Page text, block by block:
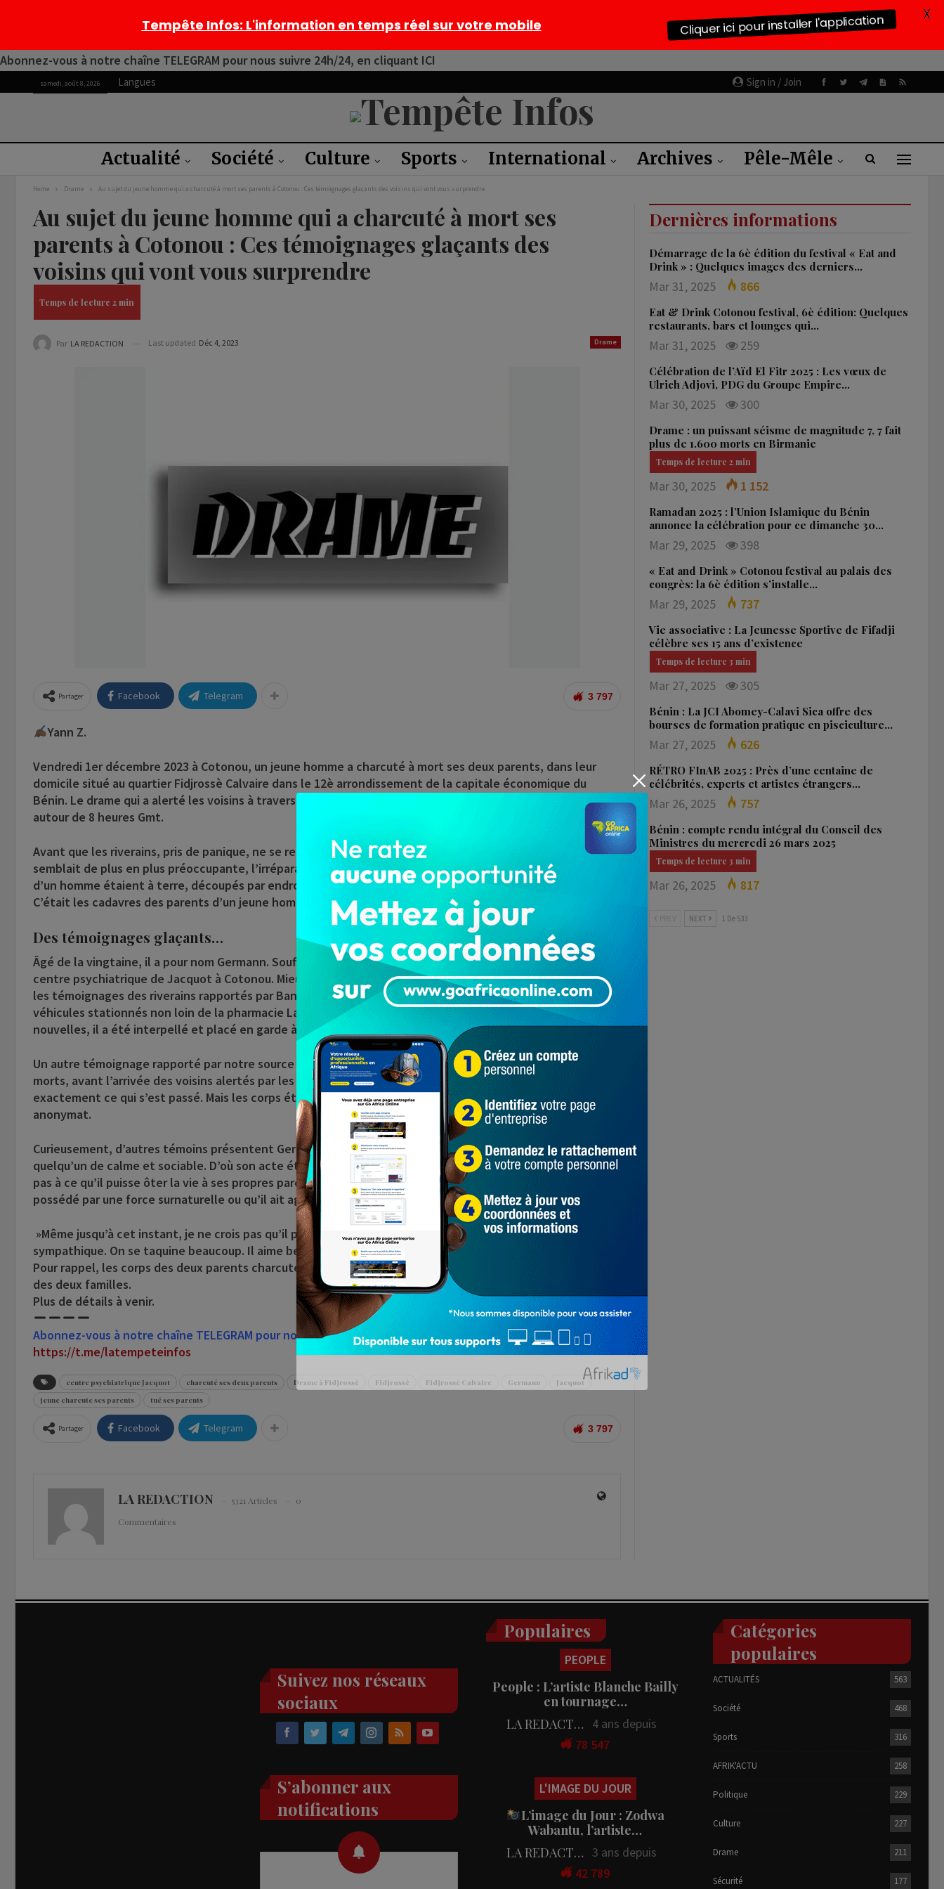
Abonnez-vous à notre chaîne TELEGRAM pour nous suivre 24h/24, en cliquant ICI
Sign in / Join
samedi, août 8, 2026 Langues
Actualité Société Culture Sports International Archives Pêle-Mêle
Home Drame Au sujet du jeune homme qui a charcuté à mort ses parents à Cotonou : Ces témoignages glaçants des voisins qui vont vous surprendre
Au sujet du jeune homme qui a charcuté à mort ses
parents à Cotonou : Ces témoignages glaçants des
voisins qui vont vous surprendre
Drame
Par LA REDACTION Last updated Déc 4, 2023
3 797
Partager Facebook Telegram
Yann Z.
Vendredi 1er décembre 2023 à Cotonou, un jeune homme a charcuté à mort ses deux parents, dans leur
domicile situé au quartier Fidjrossè Calvaire dans le 12è arrondissement de la capitale économique du
Bénin. Le drame qui a alerté les voisins à travers les hurlements d’un homme, s’est produit dans la matinée,
autour de 8 heures Gmt.
Avant que les riverains, pris de panique, ne se rendent dans la maison pour s’enquérir de la situation qui
semblait de plus en plus préoccupante, l’irréparable s’était déjà produit. Deux corps, celui d’une femme et
d’un homme étaient à terre, découpés par endroits et gisaient dans le sang, à côté d’une machette.
C’était les cadavres des parents d’un jeune homme auteur du double assassinat.
Des témoignages glaçants…
Âgé de la vingtaine, il a pour nom Germann. Souffrant de troubles mentaux, Il était un pensionnaire du
centre psychiatrique de Jacquot à Cotonou. Mieux, il serait accroc à la consommation de stupéfiant. Selon
les témoignages des riverains rapportés par Banouto, Germann aurait cassé des pare-brises de plusieurs
véhicules stationnés non loin de la pharmacie La Madone, quelques minutes avant le drame. Aux dernières
nouvelles, il a été interpellé et placé en garde à vue au commissariat de Fidjrossè.
Un autre témoignage rapporté par notre source confirme que les victimes (parents) étaient déjà tous
morts, avant l’arrivée des voisins alertés par les cris de détresse et des hurlements. « Je ne peux pas dire
exactement ce qui s’est passé. Mais les corps étaient découpés en plusieurs morceaux », a-t-il confié sous
anonymat.
Curieusement, d’autres témoins présentent Germann, le présumé assassin de ses parents comme
quelqu’un de calme et sociable. D’où son acte était qualifié de très étrange par les riverains qui ne croient
pas à ce qu’il puisse ôter la vie à ses propres parents. D’autres personnes proches de lui estiment qu’il était
possédé par une force surnaturelle ou qu’il ait agi sous le contrôle d’un sort.
»Même jusqu’à cet instant, je ne crois pas qu’il puisse commettre un tel acte. C’est un jeune homme très
sympathique. On se taquine beaucoup. Il aime beaucoup ses parents », a confié l’un de ses camarades.
Pour rappel, les corps des deux parents charcutés à mort ont été conduits à la morgue par les membres
des deux familles.
Plus de détails à venir.
Abonnez-vous à notre chaîne TELEGRAM pour nous suivre 24h/24, en cliquant ici
https://t.me/latempeteinfos
centre psychiatrique Jacquot charcuté ses deux parents Drame à Fidjrossè Fidjrossè Fidjrossè Calvaire Germann
Jacquot
jeune charcute ses parents
tué ses parents
3 797
Partager Facebook Telegram
LA REDACTION 5321 Articles
0
Commentaires
Dernières informations
Démarrage de la 6è édition du festival « Eat and
Drink » : Quelques images des derniers…
Mar 31, 2025 866
Eat & Drink Cotonou festival, 6è édition: Quelques
restaurants, bars et lounges qui…
Mar 31, 2025 259
Célébration de l’Aïd El Fitr 2025 : Les vœux de
Ulrich Adjovi, PDG du Groupe Empire…
Mar 30, 2025 300
Drame : un puissant séisme de magnitude 7, 7 fait
plus de 1.600 morts en Birmanie
Mar 30, 2025 1 152
Ramadan 2025 : l’Union Islamique du Bénin
annonce la célébration pour ce dimanche 30…
Mar 29, 2025 398
« Eat and Drink » Cotonou festival au palais des
congrès: la 6è édition s’installe…
Mar 29, 2025 737
Vie associative : La Jeunesse Sportive de Fifadji
célèbre ses 15 ans d’existence
Mar 27, 2025 305
Bénin : La JCI Abomey-Calavi Sica offre des
bourses de formation pratique en pisciculture…
Mar 27, 2025 626
RÉTRO FInAB 2025 : Près d’une centaine de
célébrités, experts et artistes étrangers…
Mar 26, 2025 757
Bénin : compte rendu intégral du Conseil des
Ministres du mercredi 26 mars 2025
Mar 26, 2025 817
NEXT 1 De 533
Suivez nos réseaux
sociaux
S’abonner aux
notifications
Populaires
PEOPLE
People : L’artiste Blanche Bailly
en tournage…
LA REDACTION
4 ans depuis
78 547
L'IMAGE DU JOUR
L’image du Jour : Zodwa
Wabantu, l’artiste…
LA REDACTION 3 ans depuis
42 789
Catégories
populaires
ACTUALITÉS 563
Société 468
Sports 316
AFRIK'ACTU 258
Politique 229
Culture 227
Drame 211
Sécurité 177
Tempête Infos: L'information en temps réel sur votre mobile Cliquer ici pour installer l'application X